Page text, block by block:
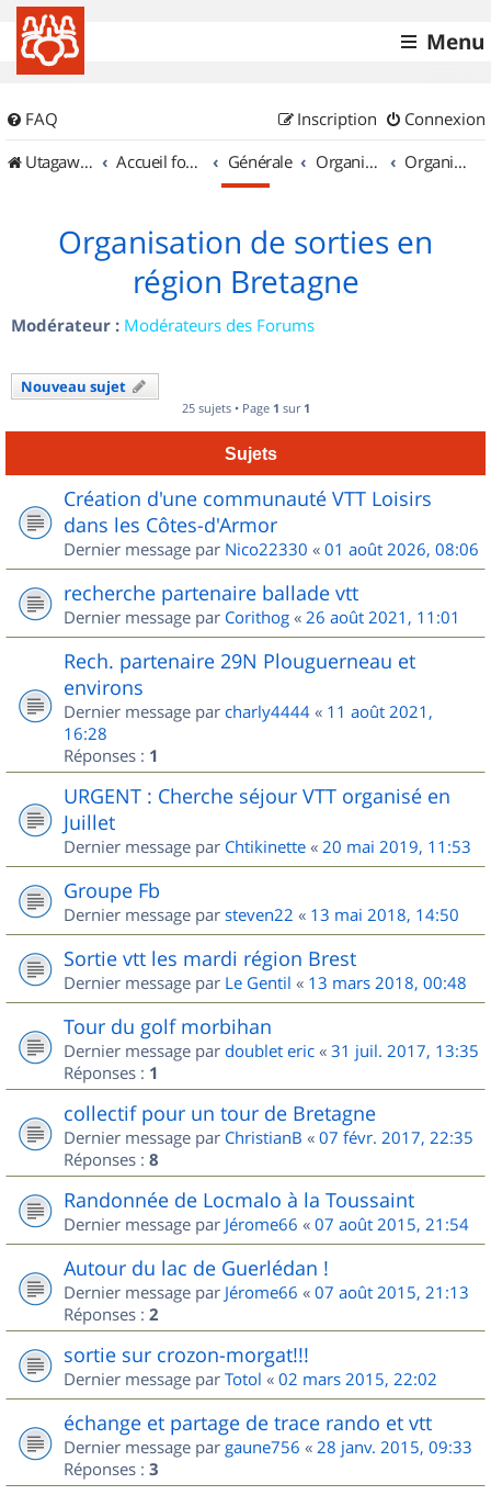
Menu
FAQ Connexion
Inscription
UtagawaVTT (Randos VTT et VTTAE avec traces GPS)
Accueil forum Générale Organisation de sorties & Recherche de partenaires Organisation de sorties en région Bretagne
Organisation de sorties en
région Bretagne
Modérateur : Modérateurs des Forums
Nouveau sujet
25 sujets • Page 1 sur 1
Sujets
Création d'une communauté VTT Loisirs
dans les Côtes-d'Armor
Dernier message par Nico22330 « 01 août 2026, 08:06
recherche partenaire ballade vtt
Dernier message par Corithog « 26 août 2021, 11:01
Rech. partenaire 29N Plouguerneau et
environs
Dernier message par charly4444 « 11 août 2021,
16:28
Réponses : 1
URGENT : Cherche séjour VTT organisé en
Juillet
Dernier message par Chtikinette « 20 mai 2019, 11:53
Groupe Fb
Dernier message par steven22 « 13 mai 2018, 14:50
Sortie vtt les mardi région Brest
Dernier message par Le Gentil « 13 mars 2018, 00:48
Tour du golf morbihan
Dernier message par doublet eric « 31 juil. 2017, 13:35
Réponses : 1
collectif pour un tour de Bretagne
Dernier message par ChristianB « 07 févr. 2017, 22:35
Réponses : 8
Randonnée de Locmalo à la Toussaint
Dernier message par Jérome66 « 07 août 2015, 21:54
Autour du lac de Guerlédan !
Dernier message par Jérome66 « 07 août 2015, 21:13
Réponses : 2
sortie sur crozon-morgat!!!
Dernier message par Totol « 02 mars 2015, 22:02
échange et partage de trace rando et vtt
Dernier message par gaune756 « 28 janv. 2015, 09:33
Réponses : 3